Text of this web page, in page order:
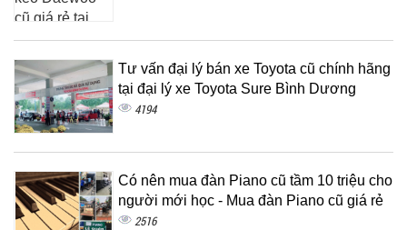
Tư vấn đại lý bán xe Toyota cũ chính hãng
tại đại lý xe Toyota Sure Bình Dương
4194
Có nên mua đàn Piano cũ tầm 10 triệu cho
người mới học - Mua đàn Piano cũ giá rẻ
2516